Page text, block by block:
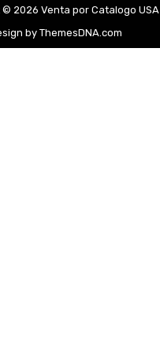
2026 Venta por Catalogo USA
by ThemesDNA.com